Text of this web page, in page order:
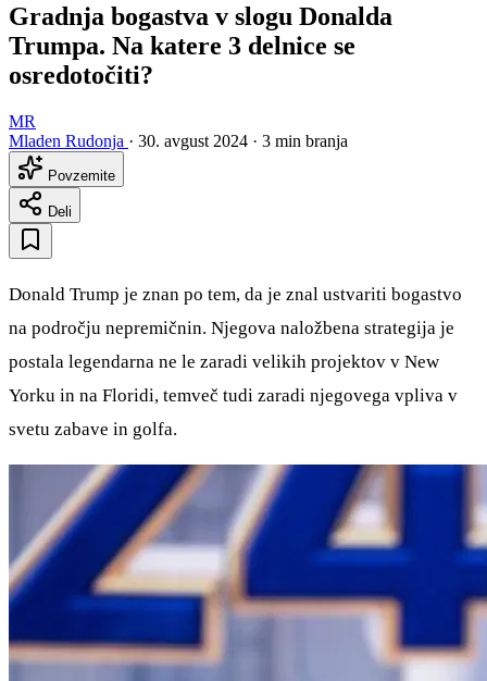
Gradnja bogastva v slogu Donalda
Trumpa. Na katere 3 delnice se
osredotočiti?
MR
Mladen Rudonja · 30. avgust 2024 · 3 min branja
Povzemite
Deli
Donald Trump je znan po tem, da je znal ustvariti bogastvo
na področju nepremičnin. Njegova naložbena strategija je
postala legendarna ne le zaradi velikih projektov v New
Yorku in na Floridi, temveč tudi zaradi njegovega vpliva v
svetu zabave in golfa.